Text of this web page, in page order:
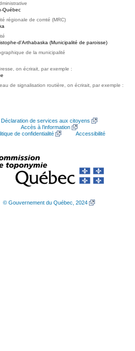
Québec
régionale de comté (MRC)
d'Arthabaska (Municipalité de paroisse)
de la municipalité
on écrirait, par exemple :
de signalisation routière, on écrirait, par exemple :
Déclaration de services aux citoyens
Accès à l’information
de confidentialité
Accessibilité
© Gouvernement du Québec, 2024